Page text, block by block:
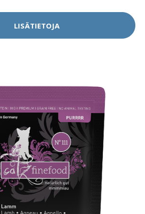
LISÄTIETOJA